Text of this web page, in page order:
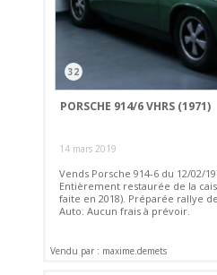
32
PORSCHE 914/6 VHRS (1971)
14 mars 2019
Vends Porsche 914-6 du 12/02/
Entièrement restaurée de la
faite en 2018). Préparée rallye
Auto. Aucun frais à prévoir.
Vendu par : maxime.demets